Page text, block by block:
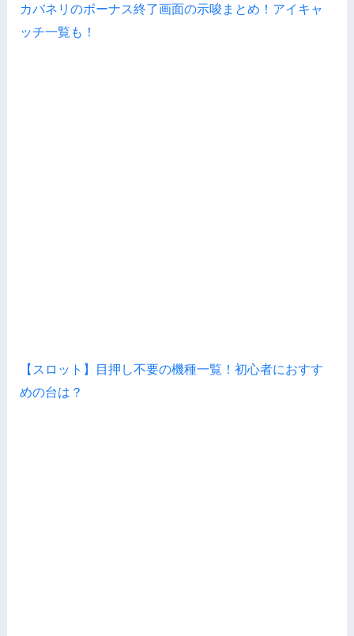
カバネリのボーナス終了画面の示唆まとめ！アイキャ
ッチ一覧も！
【スロット】目押し不要の機種一覧！初心者におすす
めの台は？